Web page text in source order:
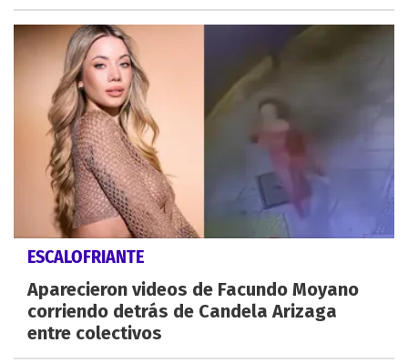
ESCALOFRIANTE
Aparecieron videos de Facundo Moyano
corriendo detrás de Candela Arizaga
entre colectivos